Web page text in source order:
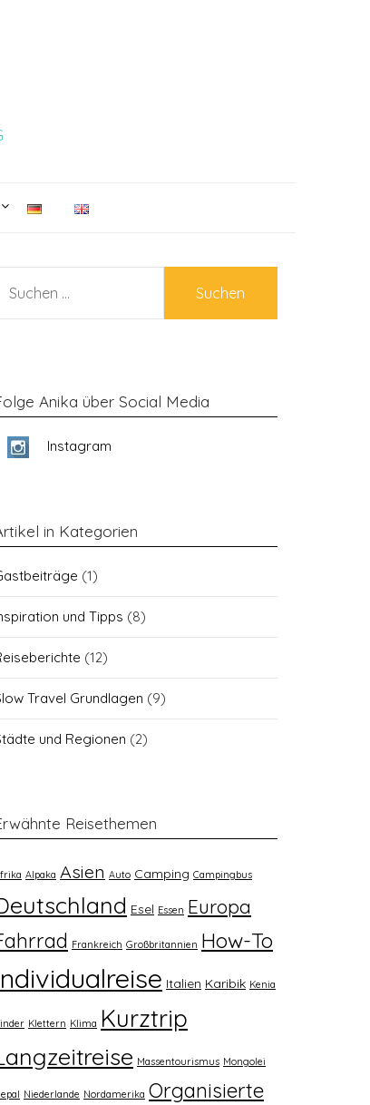
NACH:
Anika über Social Media
Instagram
in Kategorien
(1)
und Tipps (8)
(12)
Travel Grundlagen (9)
und Regionen (2)
Reisethemen
Alpaka Asien Auto Camping Campingbus
Esel Essen Europa
Frankreich Großbritannien How-To
Italien Karibik Kenia
Klettern Klima Kurztrip
Massentourismus Mongolei
Niederlande Nordamerika Organisierte